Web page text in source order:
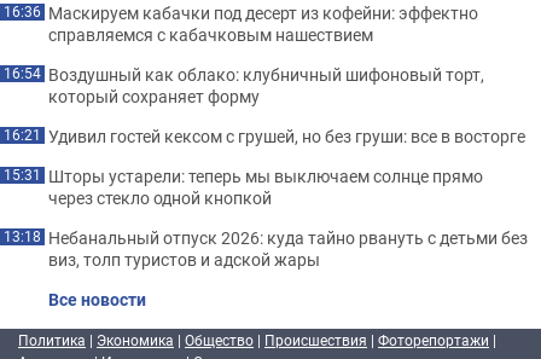
16:36 Маскируем кабачки под десерт из кофейни: эффектно
справляемся с кабачковым нашествием
16:54 Воздушный как облако: клубничный шифоновый торт,
который сохраняет форму
16:21 Удивил гостей кексом с грушей, но без груши: все в восторге
15:31 Шторы устарели: теперь мы выключаем солнце прямо
через стекло одной кнопкой
13:18 Небанальный отпуск 2026: куда тайно рвануть с детьми без
виз, толп туристов и адской жары
Все новости
Политика | Экономика | Общество | Происшествия | Фоторепортажи |